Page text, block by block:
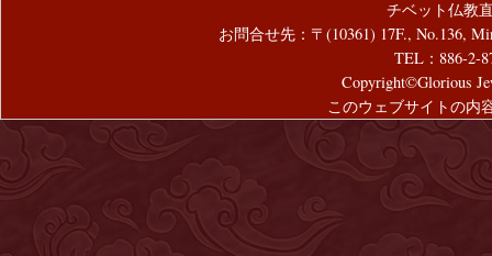
チベット仏教
お問合せ先：〒(10361) 17F., No.136,
TEL：886-2-
Copyright©Glorious
このウェブサイトの内